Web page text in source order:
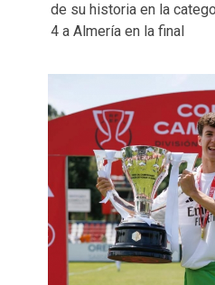
de su historia en la
4 a Almería en la final